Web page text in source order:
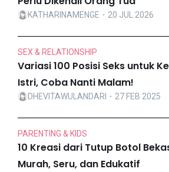
KATHARINAMENGE ・20 JUL 2026
SEX & RELATIONSHIP
Variasi 100 Posisi Seks untuk
Istri, Coba Nanti Malam!
DHEVITAWULANDARI ・27 FEB 2025
PARENTING & KIDS
10 Kreasi dari Tutup Botol
Murah, Seru, dan Edukatif